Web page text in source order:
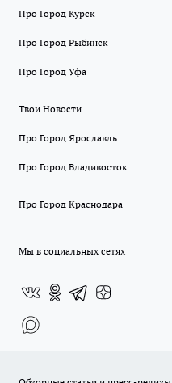
Про Город Курск
Про Город Рыбинск
Про Город Уфа
Твои Новости
Про Город Ярославль
Про Город Владивосток
Про Город Краснодара
Мы в социальных сетях